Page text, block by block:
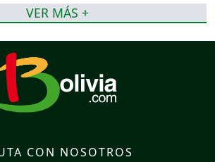
VER MÁS +
CON NOSOTROS